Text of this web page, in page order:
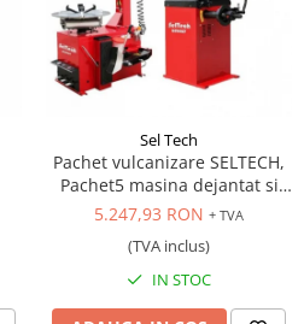
Sel Tech
Pachet vulcanizare SELTECH,
Pachet5 masina dejantat si
masina echilibrat 24 inch,
5.247,93 RON + TVA
(TVA inclus)
IN STOC